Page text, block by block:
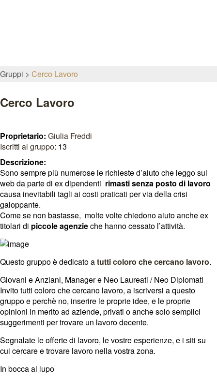
Gruppi Cerco Lavoro
Cerco Lavoro
Proprietario: Giulia Freddi
Iscritti al gruppo: 13
Descrizione:
Sono sempre più numerose le richieste d’aiuto che leggo sul
web da parte di ex dipendenti rimasti senza posto di lavoro
causa inevitabili tagli ai costi praticati per via della crisi
galoppante.
Come se non bastasse, molte volte chiedono aiuto anche ex
titolari di piccole agenzieche hanno cessato l’attività.
Questo gruppo è dedicato atutti coloro che cercano lavoro.
Giovani e Anziani, Manager e Neo Laureati / Neo Diplomati
Invito tutti coloro che cercano lavoro, a iscriversi a questo
gruppo e perchè no, inserire le proprie idee, e le proprie
opinioni in merito ad aziende, privati o anche solo semplici
suggerimenti per trovare un lavoro decente.
Segnalate le offerte di lavoro, le vostre esperienze, e i siti su
cui cercare e trovare lavoro nella vostra zona.
In bocca al lupo